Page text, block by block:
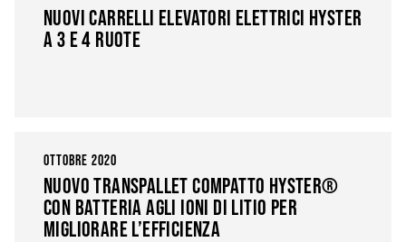
NUOVI CARRELLI ELEVATORI ELETTRICI HYSTER
A 3 E 4 RUOTE
OTTOBRE 2020
NUOVO TRANSPALLET COMPATTO HYSTER®
CON BATTERIA AGLI IONI DI LITIO PER
MIGLIORARE L’EFFICIENZA